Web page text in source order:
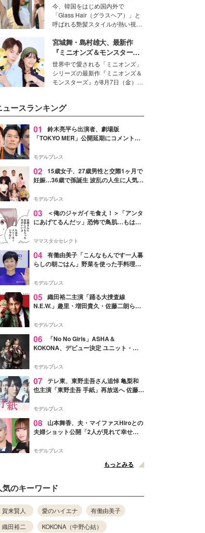
ク。猛暑のお出かけを快適に過ご
すヒントや、2人が感動した夏の
生理の新常識にも迫りました。
「ヘアケア事情」って？
今、韓国をはじめ国内外で
「Glass Hair（グラスヘア）」と
呼ばれる艶髪スタイルが熱い視線
ションの完成度を高めるベースと
して、“髪そのものの美しさ”に改
めて注目する人が増えている様
子。今回は、そんな憧れの艶やか
な髪を日常で叶える、美容好きの
女性たちのヘアケア事情を紹介し
宮城舞・島村雄大、最新作
『ミニオンズ＆モンスター
ズ』の魅力熱弁 ハチャメチャ
だけじゃない“友情と絆”に感
動
世界中で愛される「ミニオンズ」
シリーズの最新作『ミニオンズ＆
モンスターズ』が8月7日（金）に
デルの宮城舞と島村雄大の特別対
談をお届け！それぞれの視点か
ら、今作ならではの魅力や予想外
の感動をもたらす奥深いストーリ
た。
ュースランキング
01
鈴木亮平ら出演者、劇場版
「TOKYO MER」公開延期にコメント
最大の敬意とエールを」
モデルプレス
02 15歳女子、27歳男性と交際1ヶ月で
妊娠…36歳で孫誕生 波乱の人生に人気タ
よ！」
モデルプレス
03
＜俺のジャガイモ食え！＞「アンタ
にあげてるんだッ」恐怖で鳥肌…もはや
ママスタ☆セレクト
04 有働由美子「こんなもんです一人暮
らしの朝ごはん」野菜を使った手料理公
そう」と反響
モデルプレス
05 織田裕二主演「踊る大捜査線
N.E.W.」趣里・増田貴久・佐藤二朗ら新
徴する“謎のキーワード”も
モデルプレス
06
「No No Girls」ASHA＆
KOKONA、デビュー決定 ユニット・
リリースへ
モデルプレス
07 テレ東、東野圭吾さん追悼 亀梨和
也主演「東野圭吾 手紙」再放送へ 佐藤隆
モデルプレス
08
山本舞香、夫・マイファスHiroとの
夫婦ショット公開「2人が見れて幸せ」
モデルプレス
もっとみる
気のキーワード
賀来賢人 愛のハイエナ
有働由美子
織田裕二
KOKONA（中野心結）